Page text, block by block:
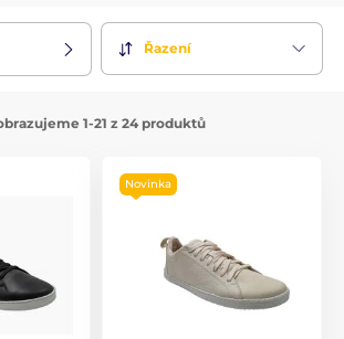
Řazení
1-21 z 24 produktů
Novinka